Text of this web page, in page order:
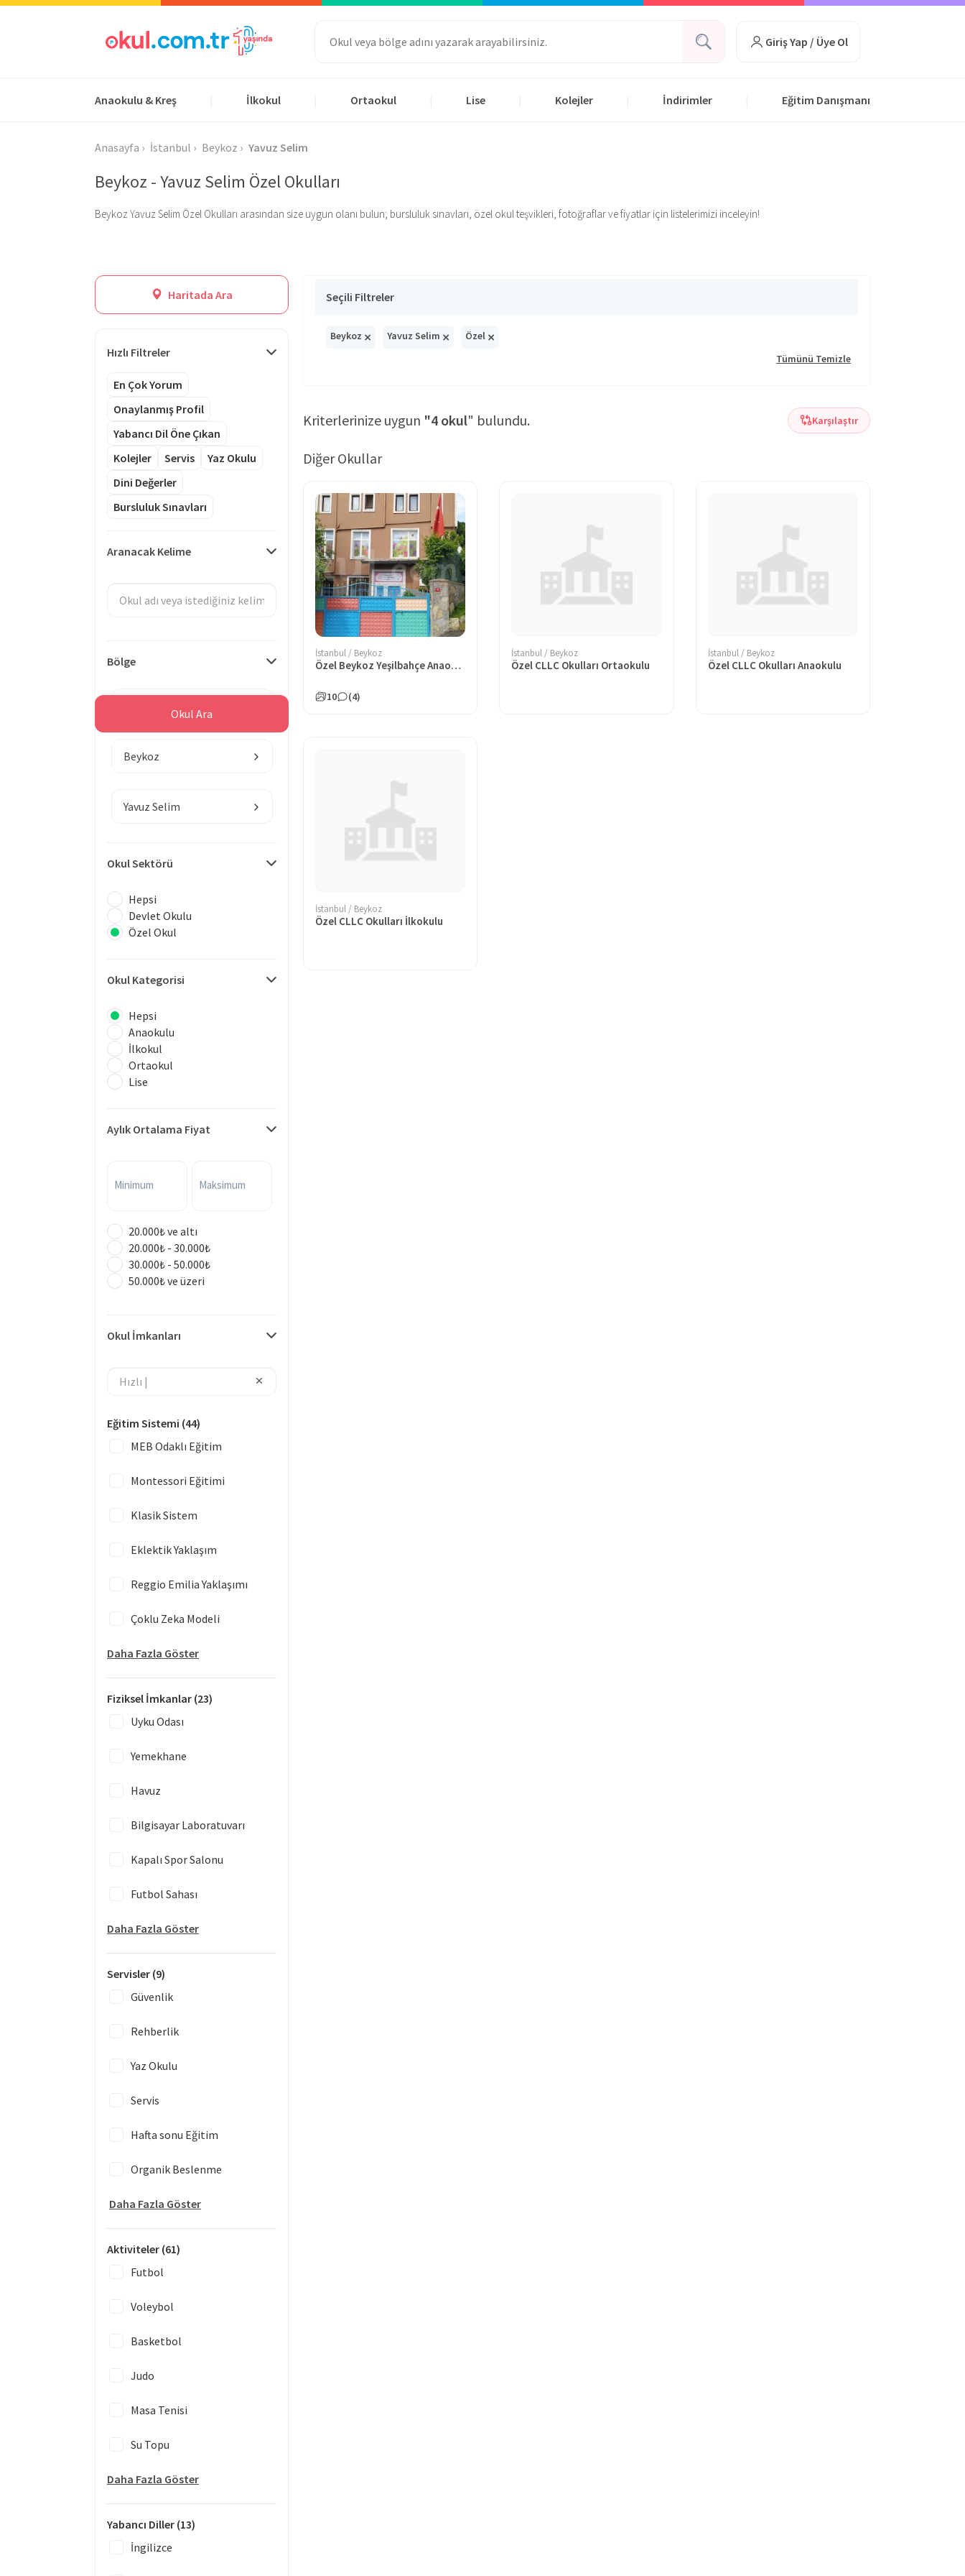
Giriş Yap / Üye Ol
Anaokulu & Kreş İlkokul Ortaokul Lise Kolejler İndirimler Eğitim Danışmanı
Anasayfa İstanbul Beykoz Yavuz Selim
Beykoz - Yavuz Selim Özel Okulları
Beykoz Yavuz Selim Özel Okulları arasından size uygun olanı bulun; bursluluk sınavları, özel okul teşvikleri, fotoğraflar ve fiyatlar için listelerimizi inceleyin!
Haritada Ara
Hızlı Filtreler
En Çok Yorum
Onaylanmış Profil
Yabancı Dil Öne Çıkan
Kolejler
Servis
Yaz Okulu
Dini Değerler
Bursluluk Sınavları
Aranacak Kelime
Bölge
Beykoz
Yavuz Selim
Okul Sektörü
Hepsi
Devlet Okulu
Özel Okul
Okul Kategorisi
Hepsi
Anaokulu
İlkokul
Ortaokul
Lise
Aylık Ortalama Fiyat
Minimum Maksimum
20.000₺ ve altı
20.000₺ - 30.000₺
30.000₺ - 50.000₺
50.000₺ ve üzeri
Okul İmkanları
Eğitim Sistemi (44)
MEB Odaklı Eğitim
Montessori Eğitimi
Klasik Sistem
Eklektik Yaklaşım
Reggio Emilia Yaklaşımı
Çoklu Zeka Modeli
Daha Fazla Göster
Fiziksel İmkanlar (23)
Uyku Odası
Yemekhane
Havuz
Bilgisayar Laboratuvarı
Kapalı Spor Salonu
Futbol Sahası
Daha Fazla Göster
Servisler (9)
Güvenlik
Rehberlik
Yaz Okulu
Servis
Hafta sonu Eğitim
Organik Beslenme
Daha Fazla Göster
Aktiviteler (61)
Futbol
Voleybol
Basketbol
Judo
Masa Tenisi
Su Topu
Daha Fazla Göster
Yabancı Diller (13)
İngilizce
Okul Ara
Seçili Filtreler
Beykoz × Yavuz Selim × Özel ×
Tümünü Temizle
Kriterlerinize uygun "4 okul" bulundu. Karşılaştır
Diğer Okullar
İstanbul / Beykoz
Özel Beykoz Yeşilbahçe Anaokulu
10 (4)
İstanbul / Beykoz
Özel CLLC Okulları Ortaokulu
İstanbul / Beykoz
Özel CLLC Okulları Anaokulu
İstanbul / Beykoz
Özel CLLC Okulları İlkokulu